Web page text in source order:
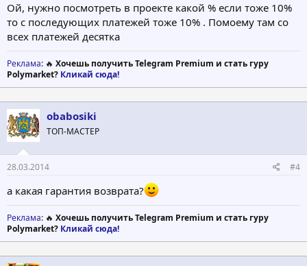
Ой, нужно посмотреть в проекте какой % если тоже 10%
то с последующих платежей тоже 10% . Помоему там со
всех платежей десятка
Реклама: 🔥 Хочешь получить Telegram Premium и стать гуру
Polymarket? Кликай сюда!
obabosiki
ТОП-МАСТЕР
28.03.2014 #4
а какая гарантия возврата?
Реклама: 🔥 Хочешь получить Telegram Premium и стать гуру
Polymarket? Кликай сюда!